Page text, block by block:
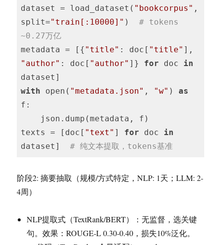
dataset = load_dataset( "bookcorpus" ,
split="train[:10000]" ) # tokens
~0.27万亿
metadata = [{ "title" : doc[ "title"
"author" : doc[ "author" ]} for doc in
with open( "metadata.json" , "w" ) as
f:
texts = [doc[ "text" ] for doc in
dataset] # 纯文本提取，tokens基准
阶段2: 摘要抽取（规模/方式特定，NLP: 1天；LLM: 2-
4周）
NLP提取式（TextRank/BERT）：无监督，选关键
句。效果：ROUGE-L 0.30-0.40，损失10%泛化。